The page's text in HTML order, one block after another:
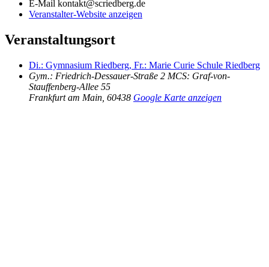
E-Mail kontakt@scriedberg.de
Veranstalter-Website anzeigen
Veranstaltungsort
Di.: Gymnasium Riedberg, Fr.: Marie Curie Schule Riedberg
Gym.: Friedrich-Dessauer-Straße 2 MCS: Graf-von-
Stauffenberg-Allee 55
Frankfurt am Main 60438 Google Karte anzeigen